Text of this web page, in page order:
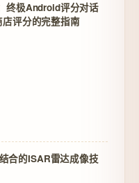
终极Android评分对话
评分的完整指南
合的ISAR雷达成像技